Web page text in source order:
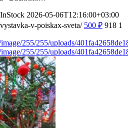
2026-05-06T12:16:00+03:00
v-poiskax-sveta/ 500 ₽ 918 1
255/255/uploads/
255/255/uploads/